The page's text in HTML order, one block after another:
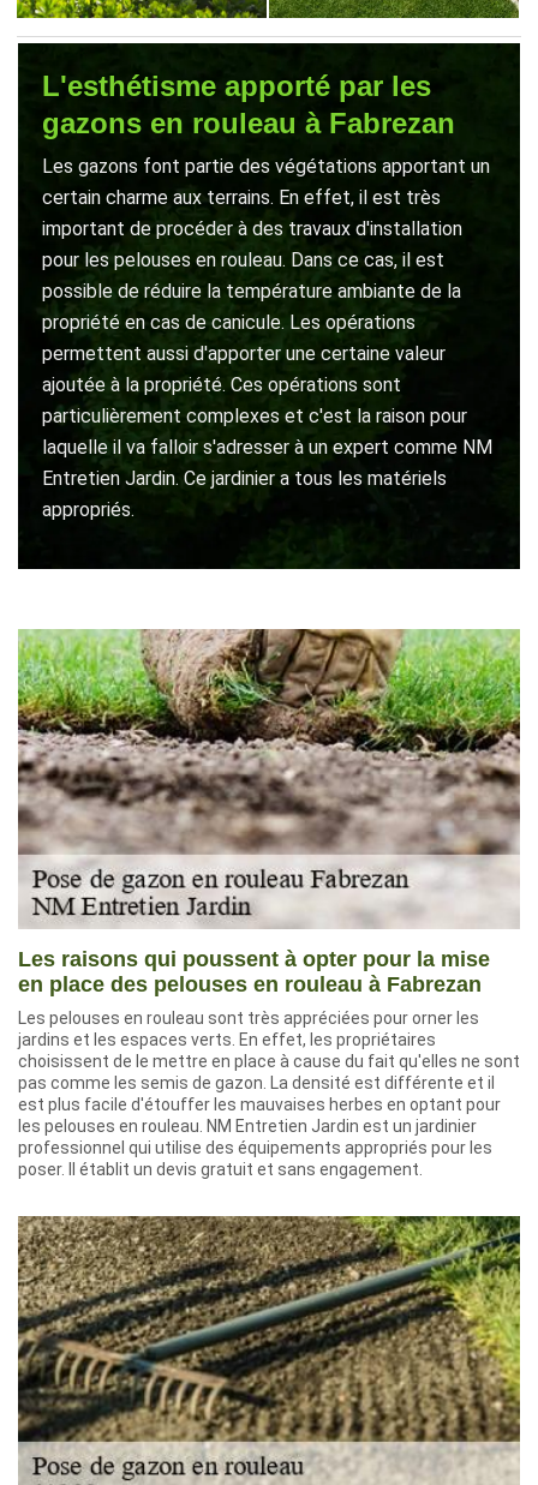
L'esthétisme apporté par les
gazons en rouleau à Fabrezan
Les gazons font partie des végétations apportant un
certain charme aux terrains. En effet, il est très
important de procéder à des travaux d'installation
pour les pelouses en rouleau. Dans ce cas, il est
possible de réduire la température ambiante de la
propriété en cas de canicule. Les opérations
permettent aussi d'apporter une certaine valeur
ajoutée à la propriété. Ces opérations sont
particulièrement complexes et c'est la raison pour
laquelle il va falloir s'adresser à un expert comme NM
Entretien Jardin. Ce jardinier a tous les matériels
appropriés.
Les raisons qui poussent à opter pour la mise
en place des pelouses en rouleau à Fabrezan
Les pelouses en rouleau sont très appréciées pour orner les
jardins et les espaces verts. En effet, les propriétaires
choisissent de le mettre en place à cause du fait qu'elles ne sont
pas comme les semis de gazon. La densité est différente et il
est plus facile d'étouffer les mauvaises herbes en optant pour
les pelouses en rouleau. NM Entretien Jardin est un jardinier
professionnel qui utilise des équipements appropriés pour les
poser. Il établit un devis gratuit et sans engagement.